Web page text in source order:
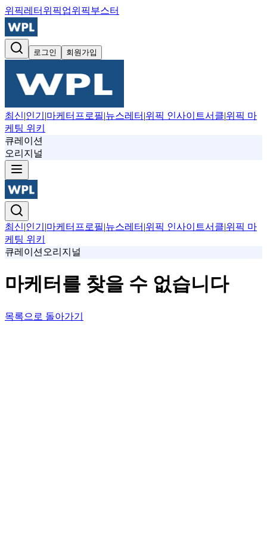
위픽레터 위픽업위픽부스터
로그인 회원가입
최신|인기 |마케터프로필|뉴스레터 |위픽 인사이트서클|위픽 마
케팅 위키
큐레이션
오리지널
최신|인기 |마케터프로필|뉴스레터 |위픽 인사이트서클|위픽 마
케팅 위키
큐레이션 오리지널
마케터를 찾을 수 없습니다
목록으로 돌아가기